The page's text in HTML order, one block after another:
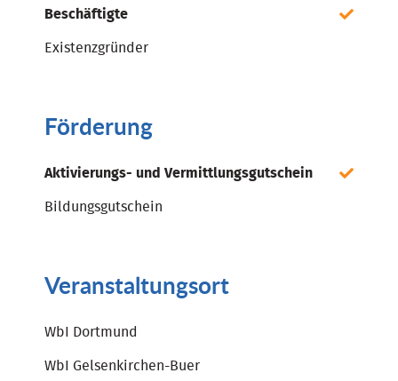
Beschäftigte
Existenzgründer
Förderung
Aktivierungs- und Vermittlungsgutschein
Bildungsgutschein
Veranstaltungsort
WbI Dortmund
WbI Gelsenkirchen-Buer